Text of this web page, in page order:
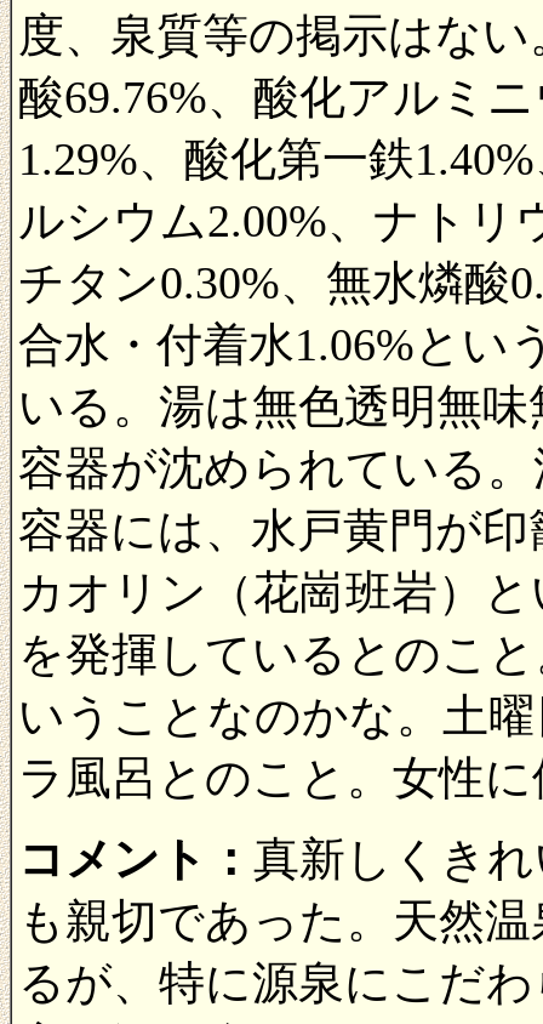
度、泉質等の掲示はな
酸69.76%、酸化アルミ
1.29%、酸化第一鉄
ルシウム2.00%、ナトリ
チタン0.30%、無水燐酸
合水・付着水1.06%とい
いる。湯は無色透明無
容器が沈められている
容器には、水戸黄門が
カオリン（花崗班岩）
を発揮しているとのこ
いうことなのかな。土
ラ風呂とのこと。女性
コメント： 真新しくき
も親切であった。天然
るが、特に源泉にこだ